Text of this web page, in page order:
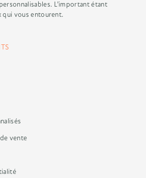
L’important étant
qui vous entourent.
vente